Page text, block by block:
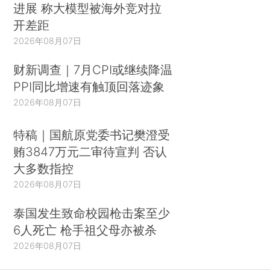
进展 称大模型被海外竞对拉
开差距
2026年08月07日
财新调查｜7月CPI或继续降温
PPI同比增速有触顶回落迹象
2026年08月07日
特稿｜国航原党委书记樊澄受
贿3847万元二审待宣判 否认
大多数指控
2026年08月07日
泰国发生致命校园枪击案至少
6人死亡 枪手祖父母亦被杀
2026年08月07日